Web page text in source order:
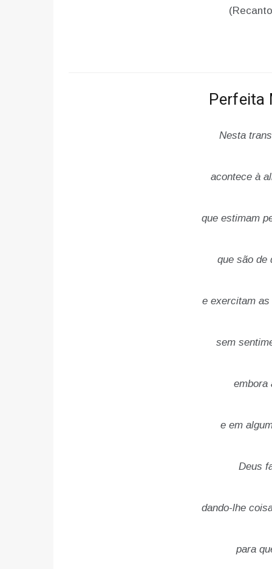
Perfeita
Nesta
acontece à
que estimam
que são de
e exercitam
sem
embora
e em
Deus
dando-lhe
para